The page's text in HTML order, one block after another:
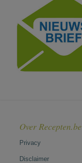
Over Recepten.be
Privacy
Disclaimer